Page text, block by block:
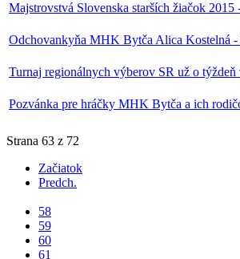
Majstrovstvá Slovenska starších žiačok 2015
Odchovankyňa MHK Bytča Alica Kostelná -
Turnaj regionálnych výberov SR už o
Pozvánka pre hráčky MHK Bytča a ich
Strana 63 z 72
Začiatok
Predch.
58
59
60
61